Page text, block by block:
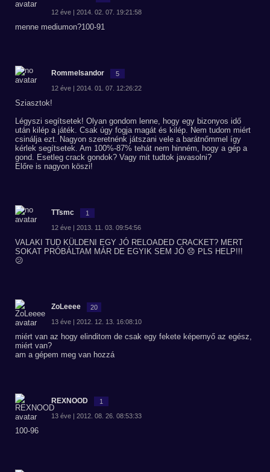
12 éve | 2014. 02. 07. 19:21:58
menne mediumon?100-91
Rommelsandor 5
12 éve | 2014. 01. 07. 12:26:22
Sziasztok!
Légyszi segítsetek! Olyan gondom lenne, hogy egy bizonyos idő
után kilép a játék. Csak úgy fogja magát és kilép. Nem tudom miért
csinálja ezt. Nagyon szeretnénk játszani vele a barátnőmmel így
kérlek segítsetek. Am 100%-87% tehát nem hinném, hogy a gép a
gond. Esetleg crack gondok? Vagy mit tudtok javasolni?
Előre is nagyon köszi!
TTsmc 1
12 éve | 2013. 11. 03. 09:54:56
VALAKI TUD KÜLDENI EGY JÓ RELOADED CRACKET? MERT
SOKAT PRÓBÁLTAM MÁR DE EGYIK SEM JÓ 😞 PLS HELP!!!
😕
ZoLeeee 20
13 éve | 2012. 12. 13. 16:08:10
miért van az hogy elinditom de csak egy fekete képernyő az egész,
miért van?
am a gépem meg van hozzá
REXNOOD 1
13 éve | 2012. 08. 26. 08:53:33
100-96